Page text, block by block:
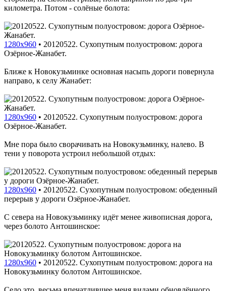
километра. Потом - солёные болота:
1280x960 • 20120522. Сухопутным полуостровом: дорога
Озёрное-Жанабет.
Ближе к Новокузьминке основная насыпь дороги повернула
направо, к селу Жанабет:
1280x960 • 20120522. Сухопутным полуостровом: дорога
Озёрное-Жанабет.
Мне пора было сворачивать на Новокузьминку, налево. В
тени у поворота устроил небольшой отдых:
1280x960 • 20120522. Сухопутным полуостровом: обеденный
перерыв у дороги Озёрное-Жанабет.
С севера на Новокузьминку идёт менее живописная дорога,
через болото Антошинское:
1280x960 • 20120522. Сухопутным полуостровом: дорога на
Новокузьминку болотом Антошинское.